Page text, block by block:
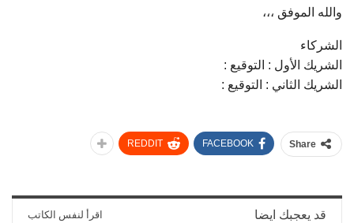
والله الموفق ،،،
الشركاء
الشريك الأول : التوقيع :
الشريك الثاني : التوقيع :
Share
FACEBOOK
REDDIT
قد يعجبك ايضا اقرأ لنفس الكاتب